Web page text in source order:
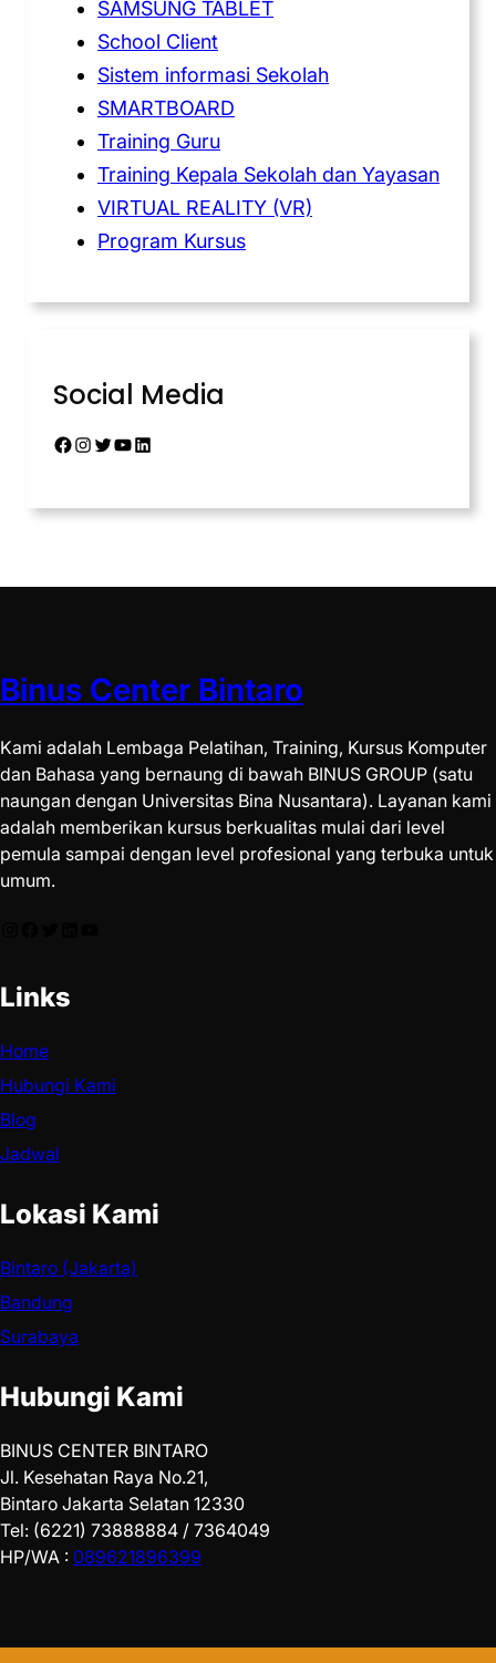
SAMSUNG TABLET
School Client
Sistem informasi Sekolah
SMARTBOARD
Training Guru
Training Kepala Sekolah dan Yayasan
VIRTUAL REALITY (VR)
Program Kursus
Social Media
Binus Center Bintaro
Kami adalah Lembaga Pelatihan, Training, Kursus Komputer
dan Bahasa yang bernaung di bawah BINUS GROUP (satu
naungan dengan Universitas Bina Nusantara). Layanan kami
adalah memberikan kursus berkualitas mulai dari level
pemula sampai dengan level profesional yang terbuka untuk
umum.
Links
Home
Hubungi Kami
Blog
Jadwal
Lokasi Kami
Bintaro (Jakarta)
Bandung
Surabaya
Hubungi Kami
BINUS CENTER BINTARO
Jl. Kesehatan Raya No.21,
Bintaro Jakarta Selatan 12330
Tel: (6221) 73888884 / 7364049
HP/WA : 089621896399